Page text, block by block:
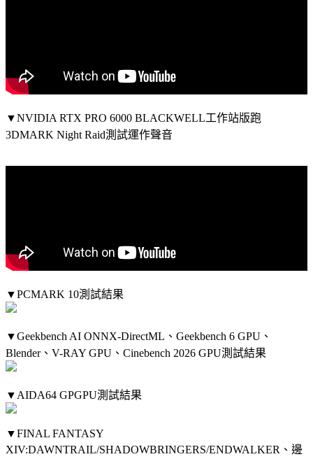
▼NVIDIA RTX PRO 6000 BLACKWELL工作站版跑
3DMARK Night Raid測試運作聲音
▼PCMARK 10測試結果
▼Geekbench AI ONNX-DirectML、Geekbench 6 GPU、
Blender、V-RAY GPU、Cinebench 2026 GPU測試結果
▼AIDA64 GPGPU測試結果
▼FINAL FANTASY
XIV:DAWNTRAIL/SHADOWBRINGERS/ENDWALKER、邊